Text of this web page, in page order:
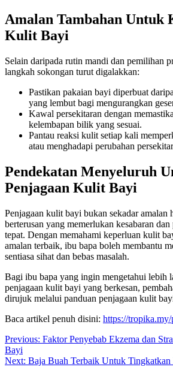
Amalan Tambahan Untuk
Kulit Bayi
Selain daripada rutin mandi dan pemilihan
langkah sokongan turut digalakkan:
Pastikan pakaian bayi diperbuat
yang lembut bagi mengurangkan
Kawal persekitaran dengan
kelembapan bilik yang sesuai.
Pantau reaksi kulit setiap kali
atau menghadapi perubahan
Pendekatan Menyeluruh
Penjagaan Kulit Bayi
Penjagaan kulit bayi bukan sekadar amalan
berterusan yang memerlukan kesabaran
tepat. Dengan memahami keperluan kulit
amalan terbaik, ibu bapa boleh membantu
sentiasa sihat dan bebas masalah.
Bagi ibu bapa yang ingin mengetahui lebih
penjagaan kulit bayi yang berkesan,
dirujuk melalui panduan penjagaan kulit
Baca artikel penuh disini: https://
Post
navigation
Previous: Faktor Penyebab Ekzema dan
Bayi
Next: Baja Buah Terbaik Untuk